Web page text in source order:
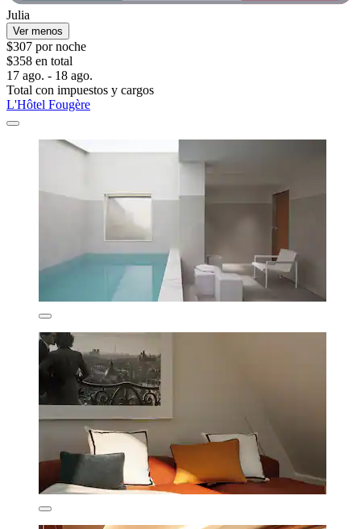
Julia
Ver menos
$307 por noche
$358 en total
17 ago. - 18 ago.
Total con impuestos y cargos
L'Hôtel Fougère